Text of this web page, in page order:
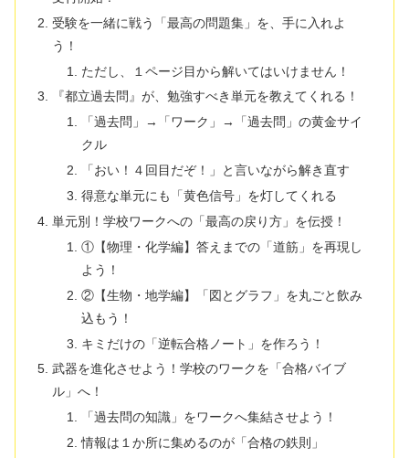
受験を一緒に戦う「最高の問題集」を、手に入れよ
う！
ただし、１ページ目から解いてはいけません！
『都立過去問』が、勉強すべき単元を教えてくれる！
「過去問」→「ワーク」→「過去問」の黄金サイ
クル
「おい！４回目だぞ！」と言いながら解き直す
得意な単元にも「黄色信号」を灯してくれる
単元別！学校ワークへの「最高の戻り方」を伝授！
①【物理・化学編】答えまでの「道筋」を再現し
よう！
②【生物・地学編】「図とグラフ」を丸ごと飲み
込もう！
キミだけの「逆転合格ノート」を作ろう！
武器を進化させよう！学校のワークを「合格バイブ
ル」へ！
「過去問の知識」をワークへ集結させよう！
情報は１か所に集めるのが「合格の鉄則」